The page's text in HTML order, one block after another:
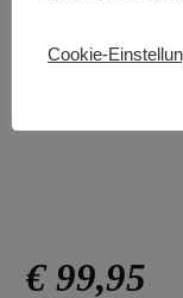
€ 99,95
Cookie-